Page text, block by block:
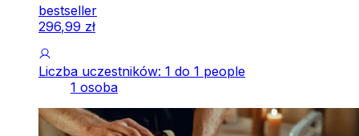
bestseller
296,99 zł
Liczba uczestników: 1 do 1 people
1 osoba